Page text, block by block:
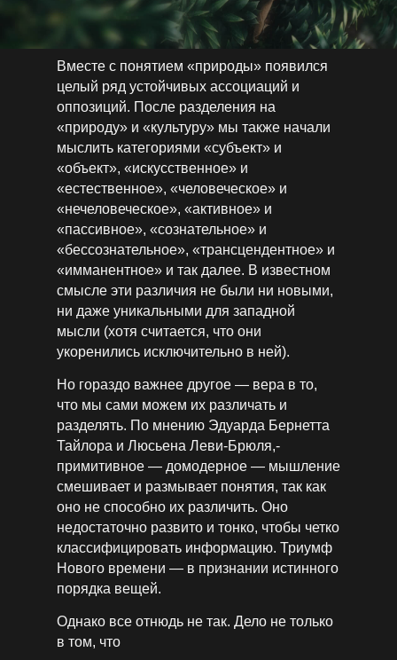
Вместе с понятием «природы» появился
целый ряд устойчивых ассоциаций и
оппозиций. После разделения на
«природу» и «культуру» мы также начали
мыслить категориями «субъект» и
«объект», «искусственное» и
«естественное», «человеческое» и
«нечеловеческое», «активное» и
«пассивное», «сознательное» и
«бессознательное», «трансцендентное» и
«имманентное» и так далее. В известном
смысле эти различия не были ни новыми,
ни даже уникальными для западной
мысли (хотя считается, что они
укоренились исключительно в ней).
Но гораздо важнее другое — вера в то,
что мы сами можем их различать и
разделять. По мнению Эдуарда ­Бернетта
Тайлора и Люсьена Леви-Брюля,­
примитивное — домодерное — мышление
смешивает и ­размывает понятия, так как
оно не способно их различить. Оно
недостаточно развито и тонко, чтобы четко
классифицировать информацию. Триумф
Нового времени — в признании истинного
порядка вещей.
Однако все отнюдь не так. Дело не только
в том, что